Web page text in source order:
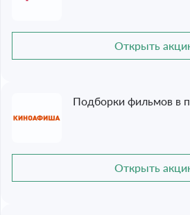
Открыть
Подборки фильмов в
Открыть